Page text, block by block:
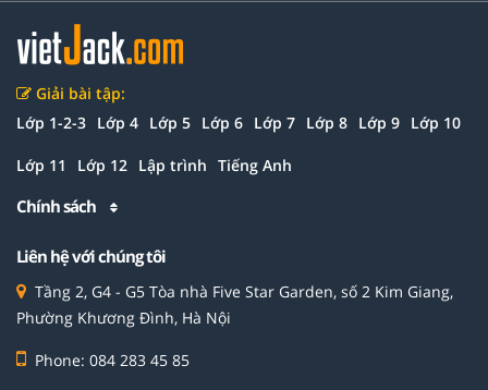
Giải bài tập:
Lớp 1-2-3 Lớp 4 Lớp 5 Lớp 6 Lớp 7 Lớp 8 Lớp 9 Lớp 10
Lớp 11 Lớp 12 Lập trình Tiếng Anh
Chính sách
Liên hệ với chúng tôi
Tầng 2, G4 - G5 Tòa nhà Five Star Garden, số 2 Kim Giang,
Phường Khương Đình, Hà Nội
Phone: 084 283 45 85